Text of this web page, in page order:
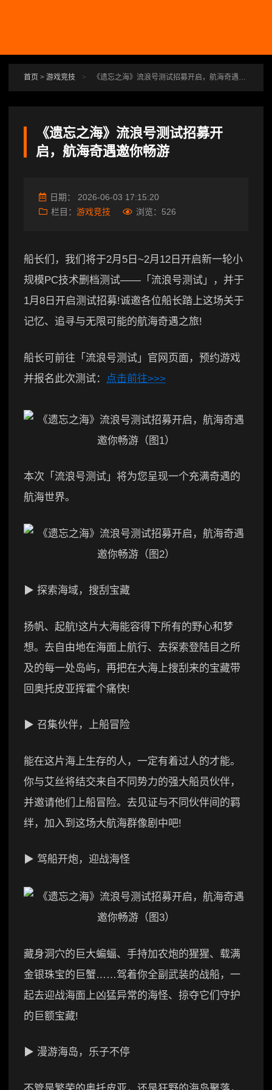
首页 > 游戏竞技 > 《遗忘之海》流浪号测试招募开启，航海奇遇邀你畅游
《遗忘之海》流浪号测试招募开
启，航海奇遇邀你畅游
日期： 2026-06-03 17:15:20
栏目： 游戏竞技 浏览： 526
船长们，我们将于2月5日~2月12日开启新一轮小
规模PC技术删档测试——「流浪号测试」，并于
1月8日开启测试招募!诚邀各位船长踏上这场关于
记忆、追寻与无限可能的航海奇遇之旅!
船长可前往「流浪号测试」官网页面，预约游戏
并报名此次测试：
点击前往>>>
本次「流浪号测试」将为您呈现一个充满奇遇的
航海世界。
▶ 探索海域，搜刮宝藏
扬帆、起航!这片大海能容得下所有的野心和梦
想。去自由地在海面上航行、去探索登陆目之所
及的每一处岛屿，再把在大海上搜刮来的宝藏带
回奥托皮亚挥霍个痛快!
▶ 召集伙伴，上船冒险
能在这片海上生存的人，一定有着过人的才能。
你与艾丝将结交来自不同势力的强大船员伙伴，
并邀请他们上船冒险。去见证与不同伙伴间的羁
绊，加入到这场大航海群像剧中吧!
▶ 驾船开炮，迎战海怪
藏身洞穴的巨大蝙蝠、手持加农炮的猩猩、载满
金银珠宝的巨蟹……驾着你全副武装的战船，一
起去迎战海面上凶猛异常的海怪、掠夺它们守护
的巨额宝藏!
▶ 漫游海岛，乐子不停